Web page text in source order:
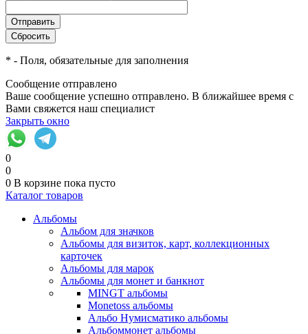
* - Поля, обязательные для заполнения
Сообщение отправлено
Ваше сообщение успешно отправлено. В ближайшее время с
Вами свяжется наш специалист
Закрыть окно
0
0
0 В корзине пока пусто
Каталог товаров
Альбомы
Альбом для значков
Альбомы для визиток, карт, коллекционных
карточек
Альбомы для марок
Альбомы для монет и банкнот
MINGT альбомы
Monetoss альбомы
Альбо Нумисматико альбомы
Альбоммонет альбомы